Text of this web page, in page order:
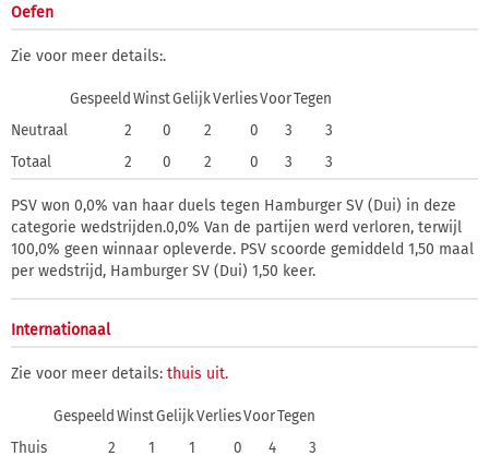
Oefen
Zie voor meer details:.
Gespeeld WinstGelijkVerliesVoorTegen
Neutraal
2 0 2 0 3
3
Totaal
2 0 2 0 3 3
PSV won 0,0% van haar duels tegen Hamburger SV (Dui) in deze
categorie wedstrijden.0,0% Van de partijen werd verloren, terwijl
100,0% geen winnaar opleverde. PSV scoorde gemiddeld 1,50 maal
per wedstrijd, Hamburger SV (Dui) 1,50 keer.
Internationaal
Zie voor meer details: thuis uit.
Gespeeld WinstGelijkVerliesVoorTegen
Thuis
2 1 1 0 4
3